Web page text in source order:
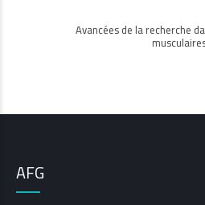
Avancées de la recherche
AFG